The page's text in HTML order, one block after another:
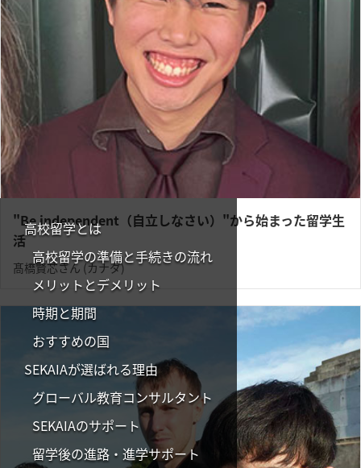
高校留学とは
高校留学の準備と手続きの流れ
メリットとデメリット
時期と期間
おすすめの国
SEKAIAが選ばれる理由
グローバル教育コンサルタント
SEKAIAのサポート
留学後の進路・進学サポート
"Be independent（自立しなさい）"から始まった留学生
活
髙橋賢芯さん (カナダ)